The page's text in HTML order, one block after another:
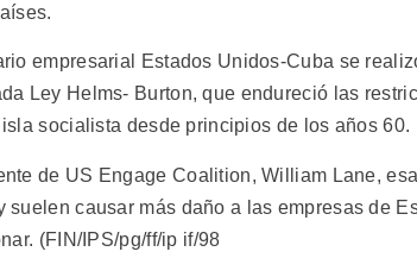
empresarial Estados Unidos-Cuba se
Ley Helms- Burton, que endureció las
socialista desde principios de los años 60.
de US Engage Coalition, William Lane,
suelen causar más daño a las empresas de
(FIN/IPS/pg/ff/ip if/98